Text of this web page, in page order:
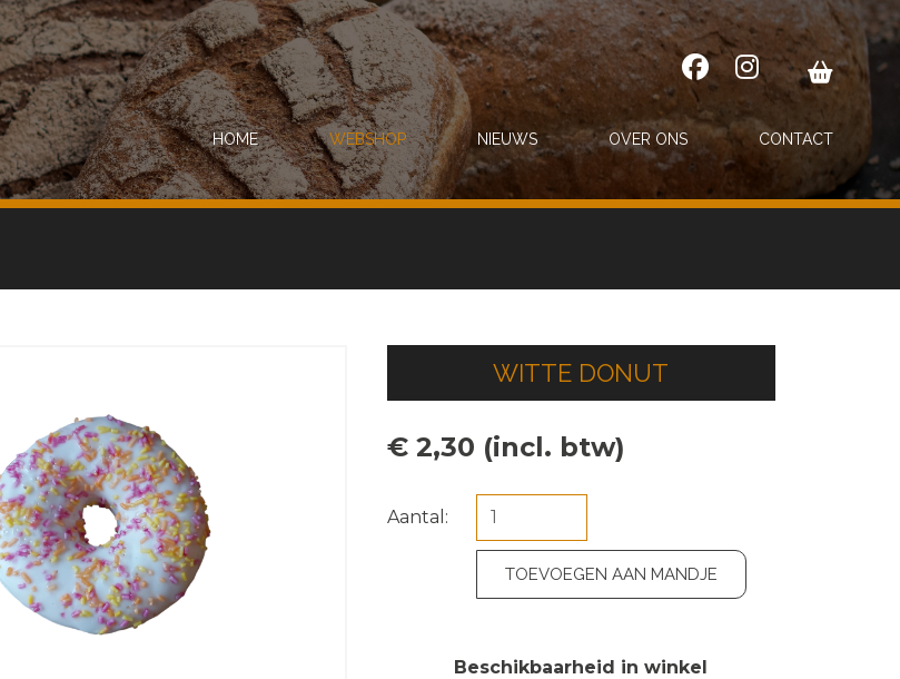
HOME WEBSHOP NIEUWS OVER ONS CONTACT
WITTE DONUT
€ 2,30 (incl. btw)
Aantal:
TOEVOEGEN AAN MANDJE
Beschikbaarheid in winkel